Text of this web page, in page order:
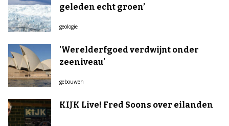
geleden echt groen’
geologie
'Werelderfgoed verdwijnt onder
zeeniveau'
gebouwen
KIJK Live! Fred Soons over eilanden